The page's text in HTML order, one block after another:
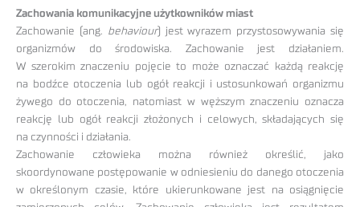
Zachowania komunikacyjne użytkowników miast
Zachowanie (ang. behaviour) jest wyrazem przystosowywania się
organizmów do środowiska. Zachowanie jest działaniem.
W szerokim znaczeniu pojęcie to może oznaczać każdą reakcję
na bodźce otoczenia lub ogół reakcji i ustosunkowań organizmu
żywego do otoczenia, natomiast w węższym znaczeniu oznacza
reakcję lub ogół reakcji złożonych i celowych, składających się
na czynności i działania.
Zachowanie człowieka można również określić, jako
skoordynowane postępowanie w odniesieniu do danego otoczenia
w określonym czasie, które ukierunkowane jest na osiągnięcie